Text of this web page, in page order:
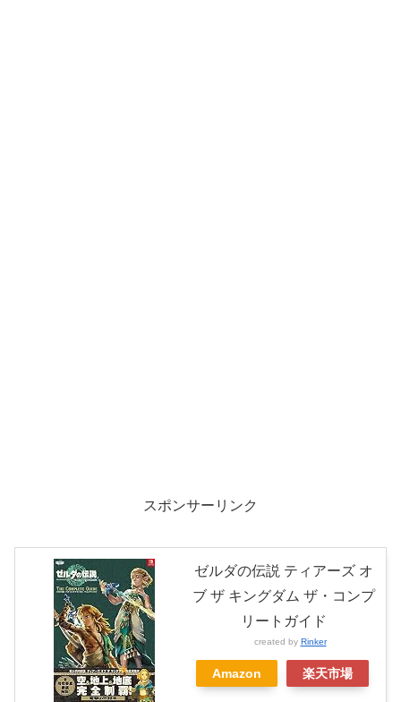
スポンサーリンク
ゼルダの伝説 ティアーズ オ
ブ ザ キングダム ザ・コンプ
リートガイド
created by Rinker
Amazon 楽天市場